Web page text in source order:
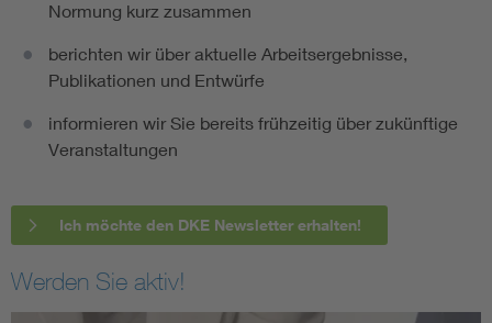
Normung kurz zusammen
berichten wir über aktuelle Arbeitsergebnisse,
Publikationen und Entwürfe
informieren wir Sie bereits frühzeitig über zukünftige
Veranstaltungen
Ich möchte den DKE Newsletter erhalten!
Werden Sie aktiv!